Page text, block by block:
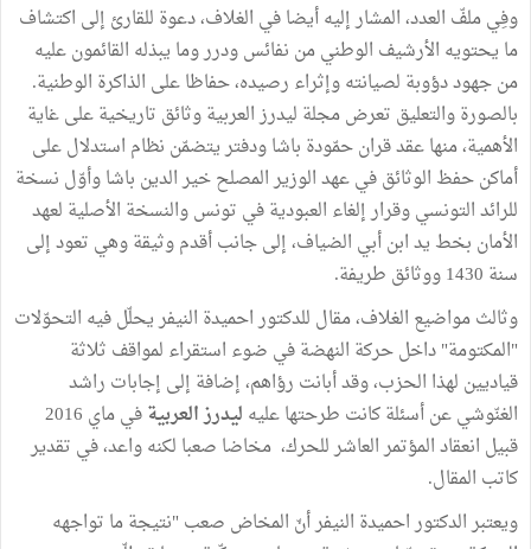
وفِي ملفّ العدد، المشار إليه أيضا في الغلاف، دعوة للقارئ إلى اكتشاف
ما يحتويه الأرشيف الوطني من نفائس ودرر وما يبذله القائمون عليه
من جهود دؤوبة لصيانته وإثراء رصيده، حفاظا على الذاكرة الوطنية.
بالصورة والتعليق تعرض مجلة ليدرز العربية وثائق تاريخية على غاية
الأهمية، منها عقد قران حمّودة باشا ودفتر يتضمّن نظام استدلال على
أماكن حفظ الوثائق في عهد الوزير المصلح خير الدين باشا وأوّل نسخة
للرائد التونسي وقرار إلغاء العبودية في تونس والنسخة الأصلية لعهد
الأمان بخط يد ابن أبي الضياف، إلى جانب أقدم وثيقة وهي تعود إلى
سنة 1430 ووثائق طريفة.
وثالث مواضيع الغلاف، مقال للدكتور احميدة النيفر يحلّل فيه التحوّلات
"المكتومة" داخل حركة النهضة في ضوء استقراء لمواقف ثلاثة
قياديين لهذا الحزب، وقد أبانت رؤاهم، إضافة إلى إجابات راشد
الغنّوشي عن أسئلة كانت طرحتها عليه ليدرز العربية
قبيل انعقاد المؤتمر العاشر للحرك، مخاضا صعبا لكنه واعد، في تقدير
كاتب المقال.
ويعتبر الدكتور احميدة النيفر أنّ المخاض صعب "نتيجة ما تواجهه